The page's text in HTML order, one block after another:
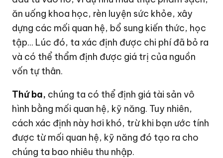
ăn uống khoa học, rèn luyện sức khỏe, xây
dựng các mối quan hệ, bổ sung kiến thức, học
tập... Lúc đó, ta xác định được chi phí đã bỏ ra
và có thể thẩm định được giá trị của nguồn
vốn tự thân.
Thứ ba, chúng ta có thể định giá tài sản vô
hình bằng mối quan hệ, kỹ năng. Tuy nhiên,
cách xác định này hơi khó, trừ khi bạn ước tính
được từ mối quan hệ, kỹ năng đó tạo ra cho
chúng ta bao nhiêu thu nhập.